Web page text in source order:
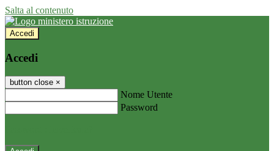
Salta al contenuto
Accedi
Accedi
button close ×
Nome Utente
Password